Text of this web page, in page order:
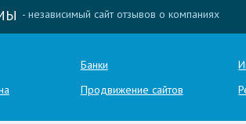
- независимый сайт отзывов о компаниях
Банки
Продвижение сайтов